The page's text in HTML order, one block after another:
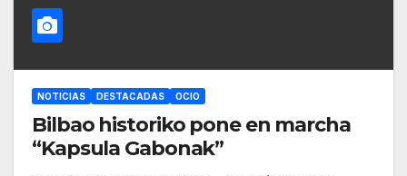
NOTICIAS DESTACADAS OCIO
Bilbao historiko pone en marcha
“Kapsula Gabonak”